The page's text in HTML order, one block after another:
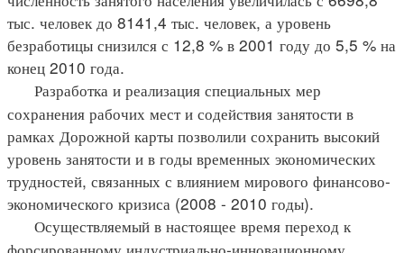
тыс. человек до 8141,4 тыс. человек, а уровень
безработицы снизился с 12,8 % в 2001 году до 5,5 % на
конец 2010 года.
Разработка и реализация специальных мер
сохранения рабочих мест и содействия занятости в
рамках Дорожной карты позволили сохранить высокий
уровень занятости и в годы временных экономических
трудностей, связанных с влиянием мирового финансово-
экономического кризиса (2008 - 2010 годы).
Осуществляемый в настоящее время переход к